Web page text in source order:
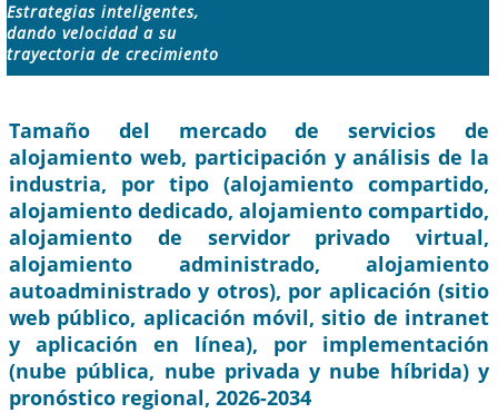
Estrategias inteligentes,
dando velocidad a su
trayectoria de crecimiento
Tamaño del mercado de servicios de
alojamiento web, participación y análisis de la
industria, por tipo (alojamiento compartido,
alojamiento dedicado, alojamiento compartido,
alojamiento de servidor privado virtual,
alojamiento administrado, alojamiento
autoadministrado y otros), por aplicación (sitio
web público, aplicación móvil, sitio de intranet
y aplicación en línea), por implementación
(nube pública, nube privada y nube híbrida) y
pronóstico regional, 2026-2034